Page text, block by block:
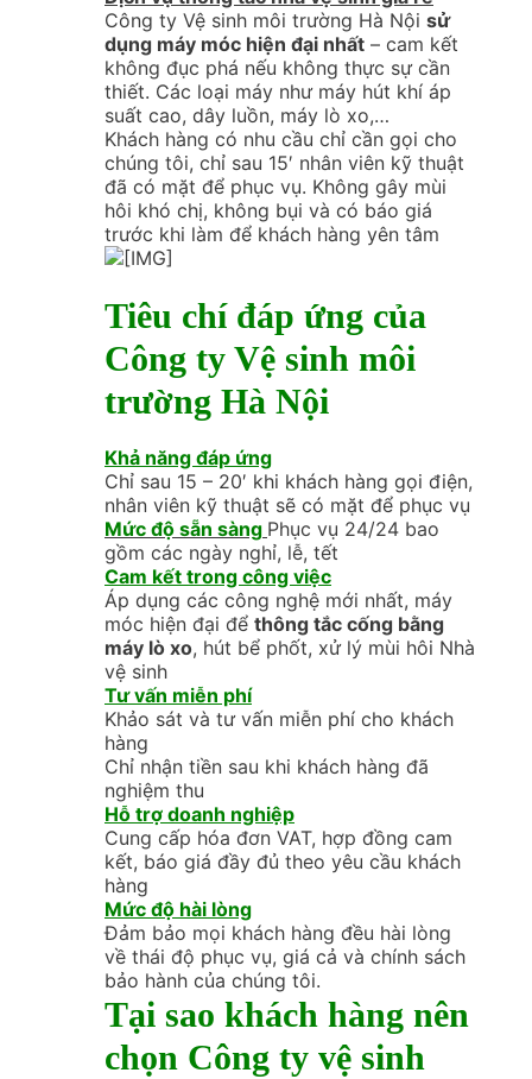
Công ty Vệ sinh môi trường Hà Nội sử
dụng máy móc hiện đại nhất – cam kết
không đục phá nếu không thực sự cần
thiết. Các loại máy như máy hút khí áp
suất cao, dây luồn, máy lò xo,…
Khách hàng có nhu cầu chỉ cần gọi cho
chúng tôi, chỉ sau 15′ nhân viên kỹ thuật
đã có mặt để phục vụ. Không gây mùi
hôi khó chị, không bụi và có báo giá
trước khi làm để khách hàng yên tâm
Tiêu chí đáp ứng của
Công ty Vệ sinh môi
trường Hà Nội
Khả năng đáp ứng
Chỉ sau 15 – 20′ khi khách hàng gọi điện,
nhân viên kỹ thuật sẽ có mặt để phục vụ
Mức độ sẵn sàng Phục vụ 24/24 bao
gồm các ngày nghỉ, lễ, tết
Cam kết trong công việc
Áp dụng các công nghệ mới nhất, máy
móc hiện đại để thông tắc cống bằng
máy lò xo, hút bể phốt, xử lý mùi hôi Nhà
vệ sinh
Tư vấn miễn phí
Khảo sát và tư vấn miễn phí cho khách
hàng
Chỉ nhận tiền sau khi khách hàng đã
nghiệm thu
Hỗ trợ doanh nghiệp
Cung cấp hóa đơn VAT, hợp đồng cam
kết, báo giá đầy đủ theo yêu cầu khách
hàng
Mức độ hài lòng
Đảm bảo mọi khách hàng đều hài lòng
về thái độ phục vụ, giá cả và chính sách
bảo hành của chúng tôi.
Tại sao khách hàng nên
chọn Công ty vệ sinh